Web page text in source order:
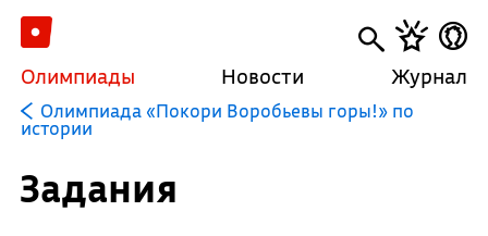
Олимпиады Новости Журнал
Олимпиада «Покори Воробьевы горы!» по
истории
Задания